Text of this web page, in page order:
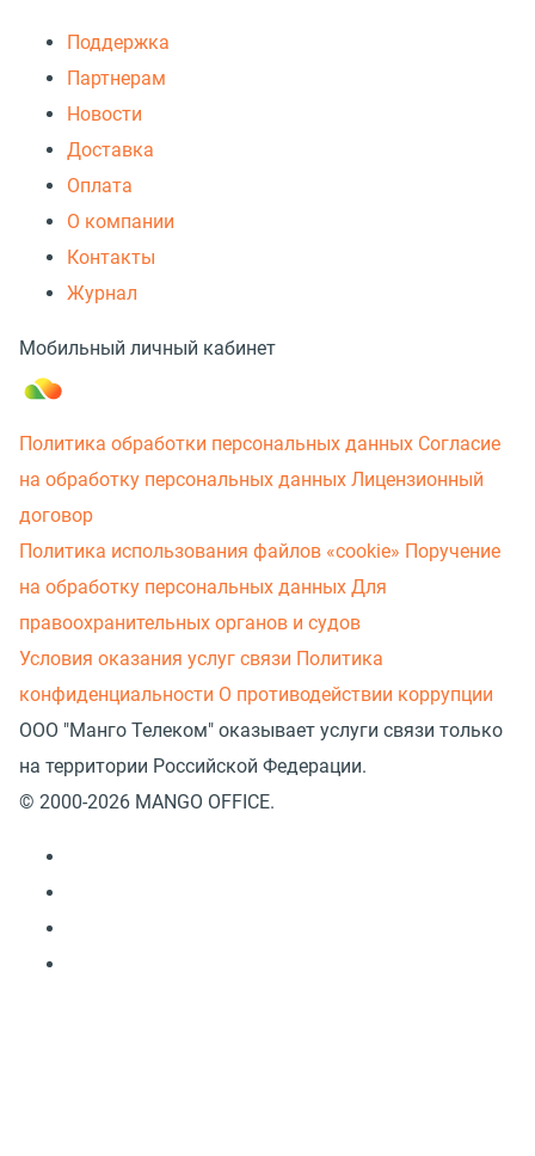
Поддержка
Партнерам
Новости
Доставка
Оплата
О компании
Контакты
Журнал
Мобильный личный кабинет
Политика обработки персональных данных Согласие
на обработку персональных данных Лицензионный
договор
Политика использования файлов «cookie» Поручение
на обработку персональных данных Для
правоохранительных органов и судов
Условия оказания услуг связи Политика
конфиденциальности О противодействии коррупции
ООО "Манго Телеком" оказывает услуги связи только
на территории Российской Федерации.
© 2000-2026 MANGO OFFICE.